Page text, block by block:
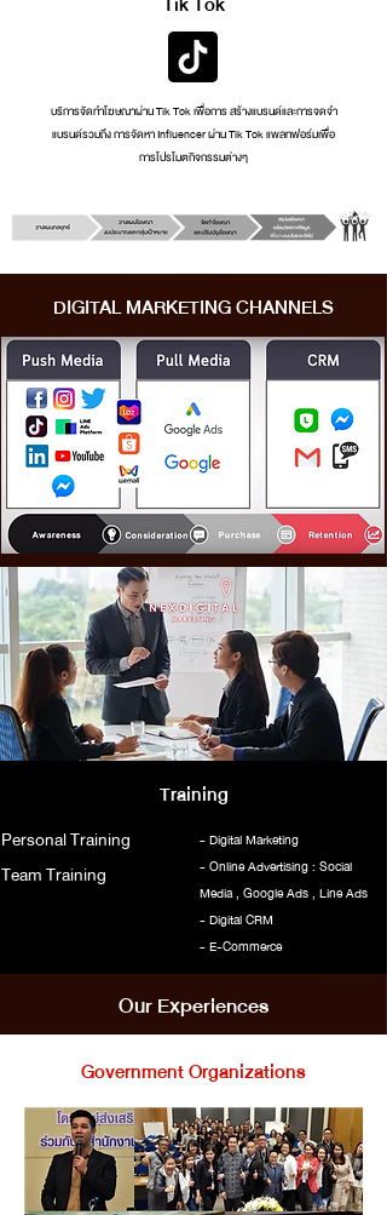
บริการจัดทำโฆษณาผาน Tik Tok เพื่อการ สรางแบรนดและการจดจำ
แบรนดรวมถึง การจัดหา Influencer ผาน Tik Tok แพลทฟอรมเพื่อ
การโปรโมตกิจกรรมตางๆ
DIGITAL MARKETING CHANNELS
Training
Personal Training
Team Training
- Digital Marketing
- Online Advertising : Social
Media , Google Ads , Line Ads
- Digital CRM
- E-Commerce
Our Experiences
Government Organizations